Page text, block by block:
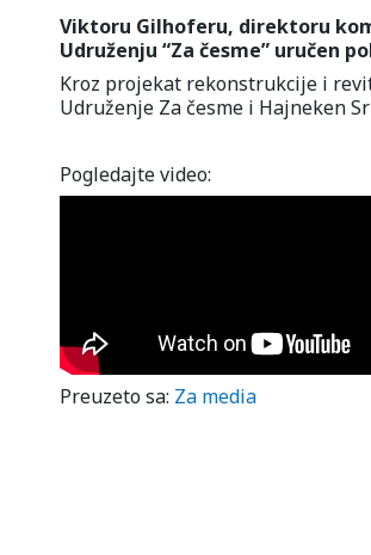
Viktoru Gilhoferu, direktoru
Udruženju “Za česme” uručen
Kroz projekat rekonstrukcije i
Udruženje Za česme i Hajneken
Pogledajte video:
Preuzeto sa: Za media